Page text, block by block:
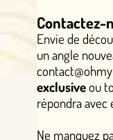
Contactez-
Envie de
un angle
exclusiveou
répondra
Ne manquez